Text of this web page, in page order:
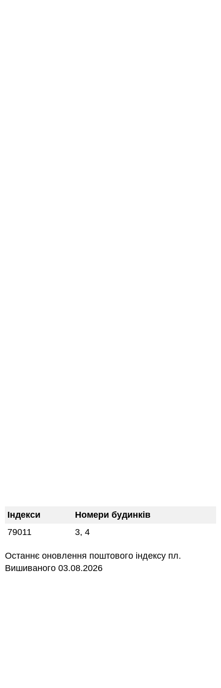
Індекси
Номери будинків
79011
3, 4
Останнє оновлення поштового індексу пл.
Вишиваного 03.08.2026